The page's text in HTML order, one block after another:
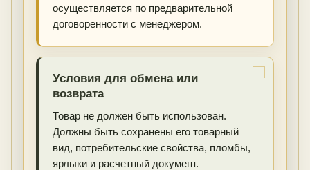
осуществляется по предварительной
договоренности с менеджером.
Условия для обмена или
возврата
Товар не должен быть использован.
Должны быть сохранены его товарный
вид, потребительские свойства, пломбы,
ярлыки и расчетный документ.